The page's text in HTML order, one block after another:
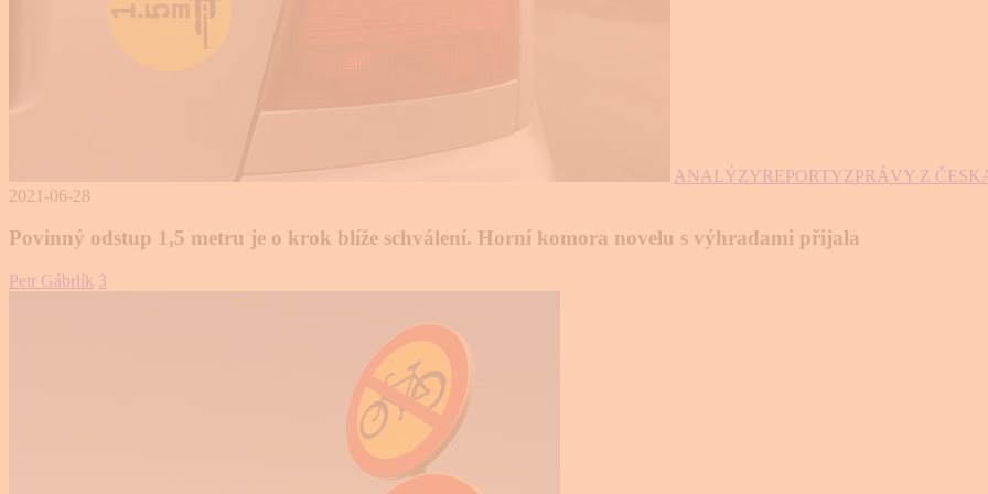
ANALÝZYREPORTYZPRÁVY Z
2021-06-28
Povinný odstup 1,5 metru je o krok blíže schválení. Horní komora novelu s výhradami přijala
Petr Gábrlík 3